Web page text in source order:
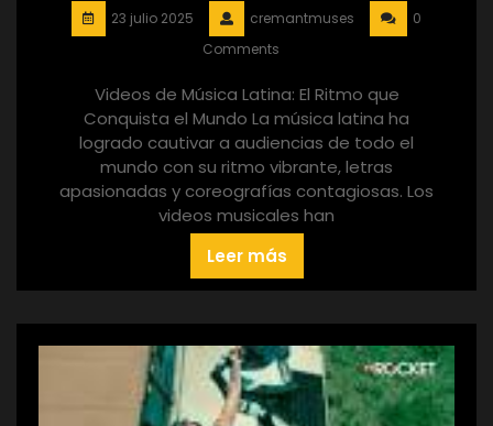
23 julio 2025 cremantmuses
0
Comments
Videos de Música Latina: El Ritmo que
Conquista el Mundo La música latina ha
logrado cautivar a audiencias de todo el
mundo con su ritmo vibrante, letras
apasionadas y coreografías contagiosas. Los
videos musicales han
Leer más